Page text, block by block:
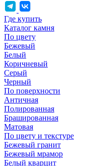
Где купить
Каталог камня
По цвету
Бежевый
Белый
Коричневый
Серый
Черный
По поверхности
Античная
Полированная
Брашированная
Матовая
По цвету и текстуре
Бежевый гранит
Бежевый мрамор
Белый кварцит